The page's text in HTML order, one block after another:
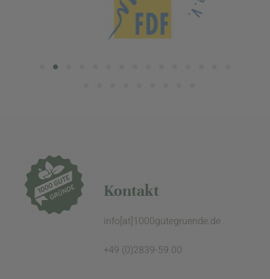
Kontakt
info[at]1000gutegruende.de
+49 (0)2839-59 00